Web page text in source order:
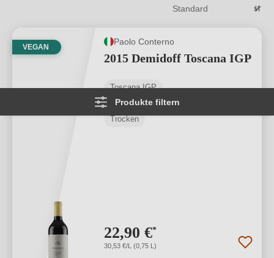
Produkte filtern
VEGAN
Paolo Conterno
2015 Demidoff Toscana IGP
Toscana IGP
Sangiovese
Trocken
22,90 €*
30,53 €/L (0,75 L)